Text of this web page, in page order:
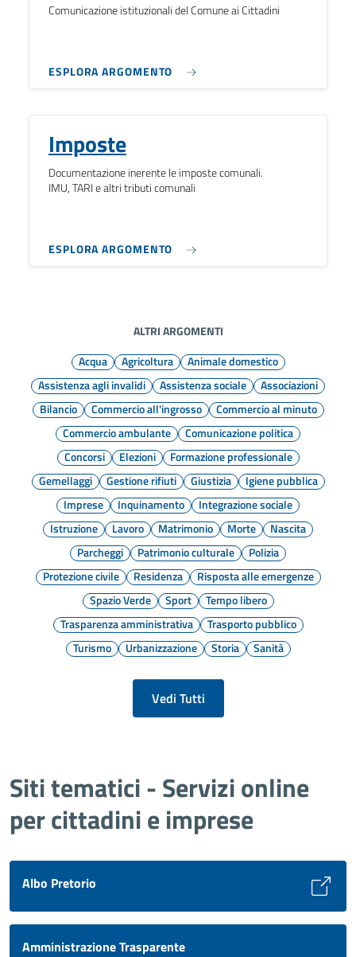
Comunicazione istituzionali del Comune ai Cittadini
ESPLORA ARGOMENTO
Imposte
Documentazione inerente le imposte comunali.
IMU, TARI e altri tributi comunali
ESPLORA ARGOMENTO
ALTRI ARGOMENTI
Acqua
Agricoltura
Animale domestico
Assistenza agli invalidi
Assistenza sociale
Associazioni
Bilancio
Commercio all'ingrosso
Commercio al minuto
Commercio ambulante
Comunicazione politica
Concorsi
Elezioni
Formazione professionale
Gemellaggi
Gestione rifiuti Giustizia
Igiene pubblica
Imprese
Inquinamento
Integrazione sociale
Istruzione
Lavoro Matrimonio Morte
Nascita
Parcheggi
Patrimonio culturale
Polizia
Protezione civile
Residenza
Risposta alle emergenze
Spazio Verde
Sport
Tempo libero
Trasparenza amministrativa
Trasporto pubblico
Turismo
Urbanizzazione Storia Sanità
Vedi Tutti
Siti tematici - Servizi online
per cittadini e imprese
Albo Pretorio
Amministrazione Trasparente